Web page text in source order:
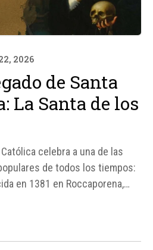
2026
de Santa
La Santa de los
celebra a una de las
de todos los tiempos:
en 1381 en Roccaporena,
convertido en sinónimo de